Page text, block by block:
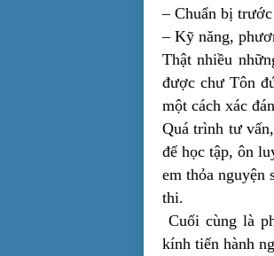
– Chuẩn bị
– Kỹ năng,
Thật nhiều
được chư Tôn
một cách xác
Quá trình tư
để học tập, ôn
em thỏa nguyện
thi.
Cuối cùng là
kính tiến hành